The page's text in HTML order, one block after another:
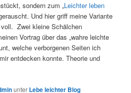
sondern zum „Leichter leben
Und hier griff meine Variante
voll. Zwei kleine Schälchen
Vortrag über das „wahre leichte
welche verborgenen Seiten ich
entdecken konnte. Theorie und
unter Lebe leichter Blog